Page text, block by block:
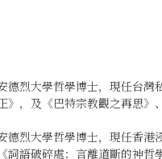
德烈大學哲學博士，現任台
》，及《巴特宗教觀之再思》
德烈大學哲學博士，現任香
詞語破碎處：言離道斷的神哲